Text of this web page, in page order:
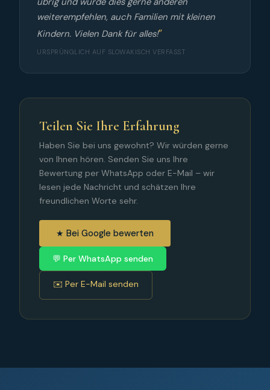
weiterempfehlen, auch Familien mit kleinen
Kindern. Vielen Dank für alles!
URSPRÜNGLICH AUF SLOWAKISCH VERFASST
Teilen Sie Ihre Erfahrung
Haben Sie bei uns gewohnt? Wir würden gerne
von Ihnen hören. Senden Sie uns Ihre
Bewertung per WhatsApp oder E-Mail – wir
lesen jede Nachricht und schätzen Ihre
freundlichen Worte sehr.
★ Bei Google bewerten
💬 Per WhatsApp senden
✉️ Per E-Mail senden